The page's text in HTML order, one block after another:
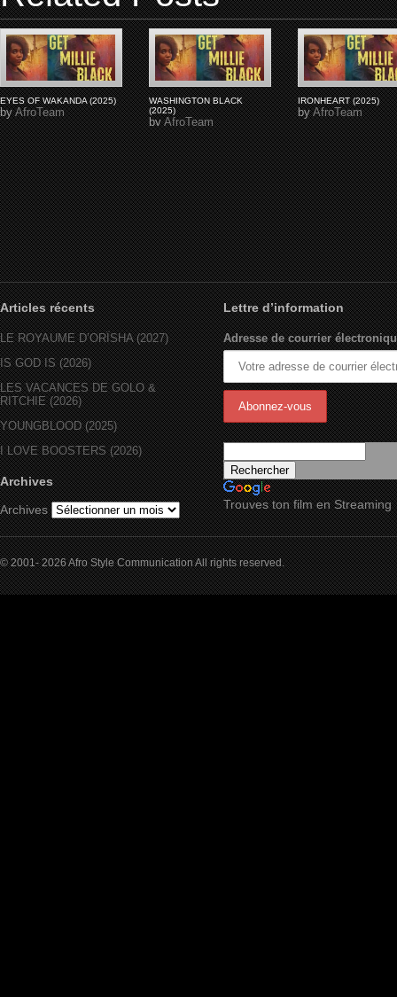
EYES OF WAKANDA (2025)
byAfroTeam
WASHINGTON BLACK
(2025)
byAfroTeam
IRONHEART (2025)
byAfroTeam
Articles récents
LE ROYAUME D’ORÏSHA (2027)
IS GOD IS (2026)
LES VACANCES DE GOLO &
RITCHIE (2026)
YOUNGBLOOD (2025)
I LOVE BOOSTERS (2026)
Archives
Archives
Lettre d’information
Adresse de courrier
Trouves ton film en Streaming
© 2001- 2026 Afro Style Communication All rights reserved.